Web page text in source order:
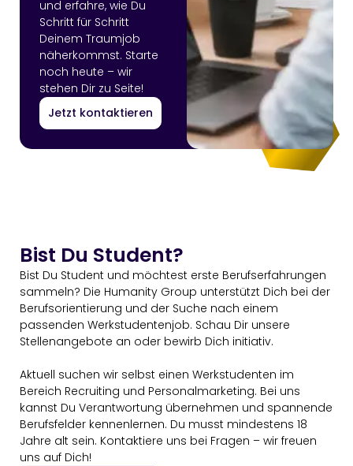
und erfahre, wie Du
Schritt für Schritt
Deinem Traumjob
näherkommst. Starte
noch heute – wir
stehen Dir zu Seite!
Jetzt kontaktieren
Bist Du Student?
Bist Du Student und möchtest erste Berufserfahrungen
sammeln? Die Humanity Group unterstützt Dich bei der
Berufsorientierung und der Suche nach einem
passenden Werkstudentenjob. Schau Dir unsere
Stellenangebote an oder bewirb Dich initiativ.
Aktuell suchen wir selbst einen Werkstudenten im
Bereich Recruiting und Personalmarketing. Bei uns
kannst Du Verantwortung übernehmen und spannende
Berufsfelder kennenlernen. Du musst mindestens 18
Jahre alt sein. Kontaktiere uns bei Fragen – wir freuen
uns auf Dich!